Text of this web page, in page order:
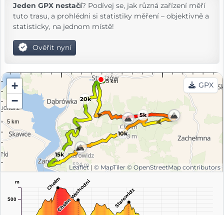
Jeden GPX nestačí? Podívej se, jak různá zařízení měří
tuto trasu, a prohlédni si statistiky měření – objektivně a
statisticky, na jednom místě!
Ověřit nyní
20k
10k
5k
15k
+
−
GPX
Leaflet | © MapTiler © OpenStreetMap contributors
500
m Chełm
Starowidz
Chełm Wschodni